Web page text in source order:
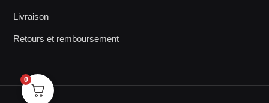
Livraison
Retours et remboursement
0